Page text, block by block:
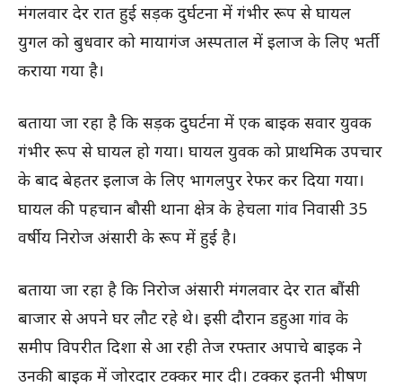
मंगलवार देर रात हुई सड़क दुर्घटना में गंभीर रूप से घायल
युगल को बुधवार को मायागंज अस्पताल में इलाज के लिए भर्ती
कराया गया है।
बताया जा रहा है कि सड़क दुघर्टना में एक बाइक सवार युवक
गंभीर रूप से घायल हो गया। घायल युवक को प्राथमिक उपचार
के बाद बेहतर इलाज के लिए भागलपुर रेफर कर दिया गया।
घायल की पहचान बौसी थाना क्षेत्र के हेचला गांव निवासी 35
वर्षीय निरोज अंसारी के रूप में हुई है।
बताया जा रहा है कि निरोज अंसारी मंगलवार देर रात बौंसी
बाजार से अपने घर लौट रहे थे। इसी दौरान डहुआ गांव के
समीप विपरीत दिशा से आ रही तेज रफ्तार अपाचे बाइक ने
उनकी बाइक में जोरदार टक्कर मार दी। टक्कर इतनी भीषण